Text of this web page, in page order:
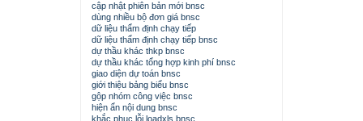
cập nhật phiên bản mới bnsc
dùng nhiều bộ đơn giá bnsc
dữ liệu thẩm định chạy tiếp
dữ liệu thẩm định chạy tiếp bnsc
dự thầu khác thkp bnsc
dự thầu khác tổng hợp kinh phí bnsc
giao diện dự toán bnsc
giới thiệu bảng biểu bnsc
gộp nhóm công việc bnsc
hiện ẩn nội dung bnsc
khắc phục lỗi loadxls bnsc